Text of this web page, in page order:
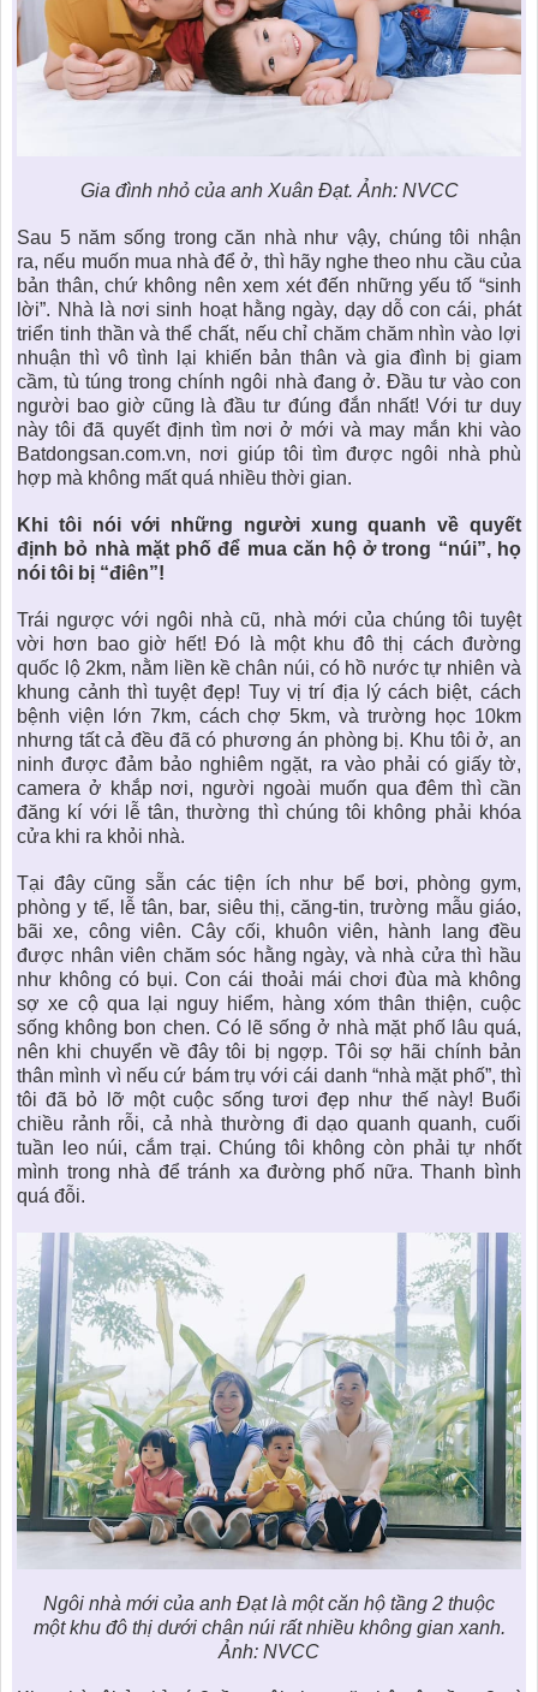
Gia đình nhỏ của anh Xuân Đạt. Ảnh: NVCC
Sau 5 năm sống trong căn nhà như vậy, chúng tôi nhận
ra, nếu muốn mua nhà để ở, thì hãy nghe theo nhu cầu của
bản thân, chứ không nên xem xét đến những yếu tố “sinh
lời”. Nhà là nơi sinh hoạt hằng ngày, dạy dỗ con cái, phát
triển tinh thần và thể chất, nếu chỉ chăm chăm nhìn vào lợi
nhuận thì vô tình lại khiến bản thân và gia đình bị giam
cầm, tù túng trong chính ngôi nhà đang ở. Đầu tư vào con
người bao giờ cũng là đầu tư đúng đắn nhất! Với tư duy
này tôi đã quyết định tìm nơi ở mới và may mắn khi vào
Batdongsan.com.vn, nơi giúp tôi tìm được ngôi nhà phù
hợp mà không mất quá nhiều thời gian.
Khi tôi nói với những người xung quanh về quyết
định bỏ nhà mặt phố để mua căn hộở trong “núi”, họ
nói tôi bị “điên”!
Trái ngược với ngôi nhà cũ, nhà mới của chúng tôi tuyệt
vời hơn bao giờ hết! Đó là một khu đô thị cách đường
quốc lộ 2km, nằm liền kề chân núi, có hồ nước tự nhiên và
khung cảnh thì tuyệt đẹp! Tuy vị trí địa lý cách biệt, cách
bệnh viện lớn 7km, cách chợ 5km, và trường học 10km
nhưng tất cả đều đã có phương án phòng bị. Khu tôi ở, an
ninh được đảm bảo nghiêm ngặt, ra vào phải có giấy tờ,
camera ở khắp nơi, người ngoài muốn qua đêm thì cần
đăng kí với lễ tân, thường thì chúng tôi không phải khóa
cửa khi ra khỏi nhà.
Tại đây cũng sẵn các tiện ích như bể bơi, phòng gym,
phòng y tế, lễ tân, bar, siêu thị, căng-tin, trường mẫu giáo,
bãi xe, công viên. Cây cối, khuôn viên, hành lang đều
được nhân viên chăm sóc hằng ngày, và nhà cửa thì hầu
như không có bụi. Con cái thoải mái chơi đùa mà không
sợ xe cộ qua lại nguy hiểm, hàng xóm thân thiện, cuộc
sống không bon chen. Có lẽ sống ở nhà mặt phố lâu quá,
nên khi chuyển về đây tôi bị ngợp. Tôi sợ hãi chính bản
thân mình vì nếu cứ bám trụ với cái danh “nhà mặt phố”, thì
tôi đã bỏ lỡ một cuộc sống tươi đẹp như thế này! Buổi
chiều rảnh rỗi, cả nhà thường đi dạo quanh quanh, cuối
tuần leo núi, cắm trại. Chúng tôi không còn phải tự nhốt
mình trong nhà để tránh xa đường phố nữa. Thanh bình
quá đỗi.
Ngôi nhà mới của anh Đạt là một căn hộ tầng 2 thuộc
mộtkhu đô thịdưới chân núi rất nhiều không gian xanh.
Ảnh: NVCC